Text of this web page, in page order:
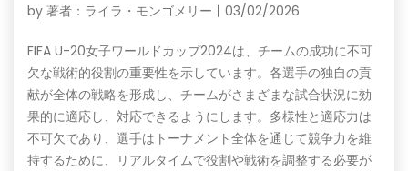
by 著者：ライラ・モンゴメリー 03/02/2026
FIFA U-20女子ワールドカップ2024は、チームの成功に不可
欠な戦術的役割の重要性を示しています。各選手の独自の貢
献が全体の戦略を形成し、チームがさまざまな試合状況に効
果的に適応し、対応できるようにします。多様性と適応力は
不可欠であり、選手はトーナメント全体を通じて競争力を維
持するために、リアルタイムで役割や戦術を調整する必要が